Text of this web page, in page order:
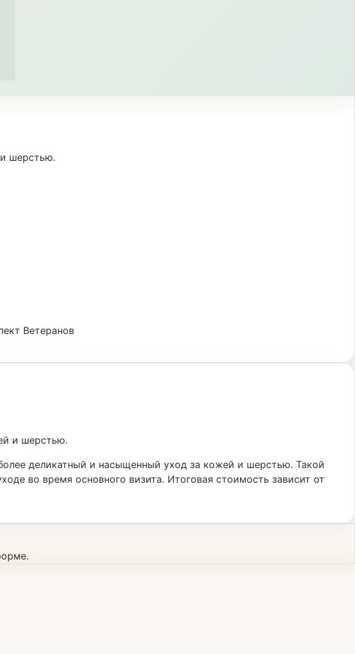
шерстью.
Ветеранов
и шерстью.
деликатный и насыщенный уход за кожей и шерстью. Такой
во время основного визита. Итоговая стоимость зависит от